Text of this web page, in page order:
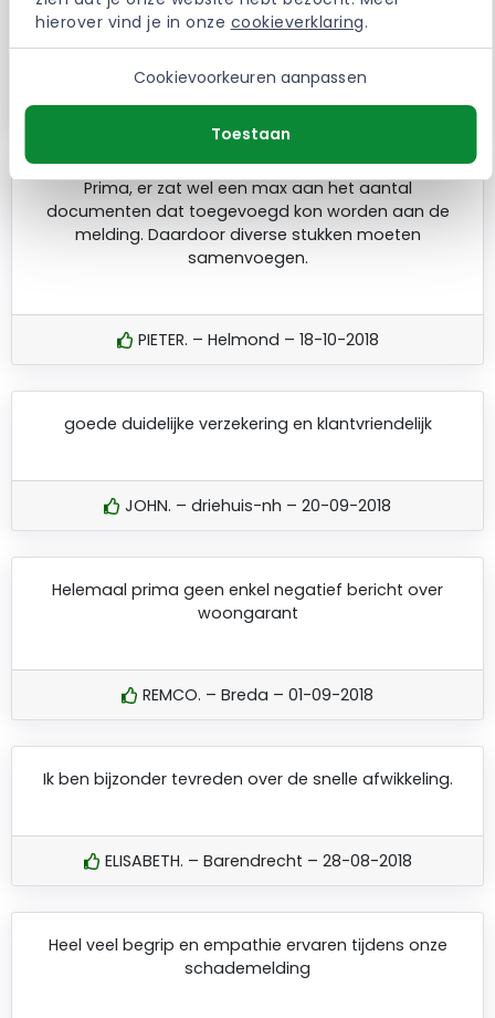
hierover vind je in onze cookieverklaring.
Cookievoorkeuren aanpassen
Toestaan
ervaring.
W. – Best – 14-12-2021
Prima, er zat wel een max aan het aantal
documenten dat toegevoegd kon worden aan de
melding. Daardoor diverse stukken moeten
samenvoegen.
PIETER. – Helmond – 18-10-2018
goede duidelijke verzekering en klantvriendelijk
JOHN. – driehuis-nh – 20-09-2018
Helemaal prima geen enkel negatief bericht over
woongarant
REMCO. – Breda – 01-09-2018
Ik ben bijzonder tevreden over de snelle afwikkeling.
ELISABETH. – Barendrecht – 28-08-2018
Heel veel begrip en empathie ervaren tijdens onze
schademelding